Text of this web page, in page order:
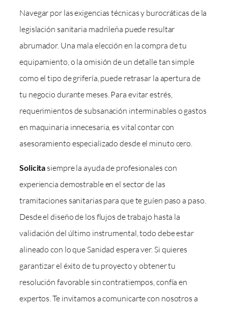
Navegar por las exigencias técnicas y burocráticas de la
legislación sanitaria madrileña puede resultar
abrumador. Una mala elección en la compra de tu
equipamiento, o la omisión de un detalle tan simple
como el tipo de grifería, puede retrasar la apertura de
tu negocio durante meses. Para evitar estrés,
requerimientos de subsanación interminables o gastos
en maquinaria innecesaria, es vital contar con
asesoramiento especializado desde el minuto cero.
Solicita siempre la ayuda de profesionales con
experiencia demostrable en el sector de las
tramitaciones sanitarias para que te guíen paso a paso.
Desde el diseño de los flujos de trabajo hasta la
validación del último instrumental, todo debe estar
alineado con lo que Sanidad espera ver. Si quieres
garantizar el éxito de tu proyecto y obtener tu
resolución favorable sin contratiempos, confía en
expertos. Te invitamos a comunicarte con nosotros a